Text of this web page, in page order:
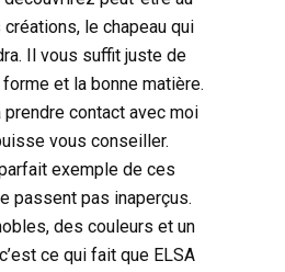
le chapeau qui
Il vous suffit juste de
et la bonne matière.
prendre contact avec moi
vous conseiller.
exemple de ces
passent pas inaperçus.
des couleurs et un
ce qui fait que ELSA